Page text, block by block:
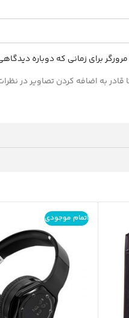
برای زمانی که دوباره
به اضافه کردن تصاویر در
اتمام موجودی